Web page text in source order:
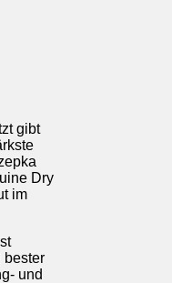
gibt
Dry
im
bester
und